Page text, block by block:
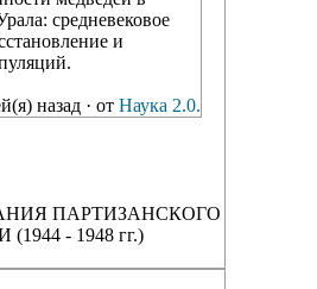
средневековое
и
назад · от Наука 2.0.
ПАРТИЗАНСКОГО
- 1948 гг.)